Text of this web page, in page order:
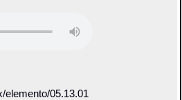
elemento/05.13.01